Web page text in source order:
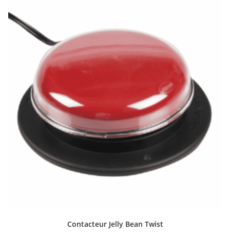
Contacteur Jelly Bean Twist